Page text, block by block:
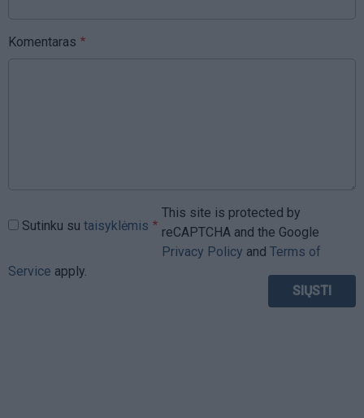
Komentaras
Sutinku su taisyklėmis
This site is protected by
reCAPTCHA and the Google
Privacy Policy and Terms of
Service apply.